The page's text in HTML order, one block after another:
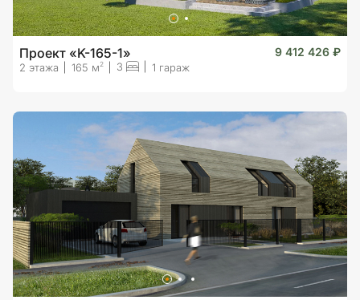
Проект «K-165-1» 9 412 426 ₽
2 этажа 165 м2 3 1 гараж